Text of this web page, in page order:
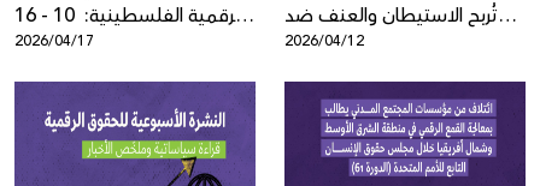
الرقمية الفلسطينية: 10 - 16
نيسان 2026
2026/04/17
تُربح الاستيطان والعنف ضد
2026/04/12